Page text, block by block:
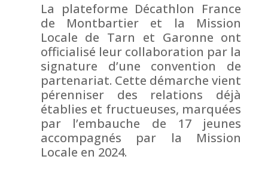
La plateforme Décathlon France
de Montbartier et la Mission
Locale de Tarn et Garonne ont
officialisé leur collaboration par la
signature d’une convention de
partenariat. Cette démarche vient
pérenniserdes relations déjà
établies et fructueuses, marquées
par l’embauche de 17 jeunes
accompagnés par la Mission
Locale en 2024.